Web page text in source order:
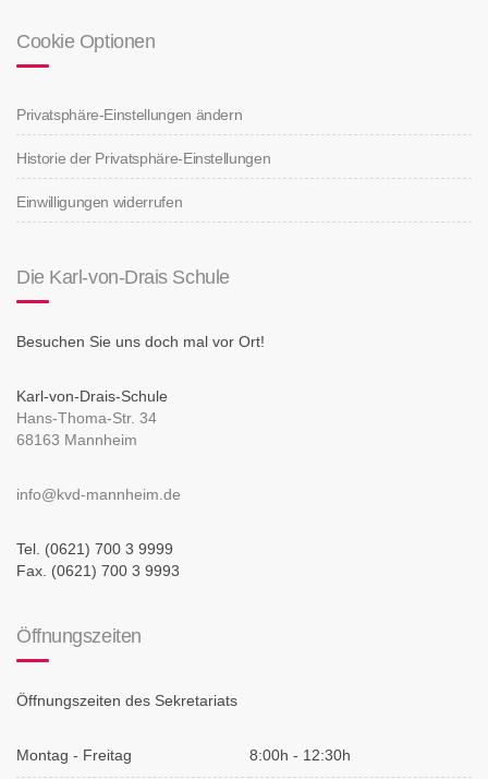
Cookie Optionen
Privatsphäre-Einstellungen ändern
Historie der Privatsphäre-Einstellungen
Einwilligungen widerrufen
Die Karl-von-Drais Schule
Besuchen Sie uns doch mal vor Ort!
Karl-von-Drais-Schule
Hans-Thoma-Str. 34
68163 Mannheim
info@kvd-mannheim.de
Tel. (0621) 700 3 9999
Fax. (0621) 700 3 9993
Öffnungszeiten
Öffnungszeiten des Sekretariats
Montag - Freitag 8:00h - 12:30h